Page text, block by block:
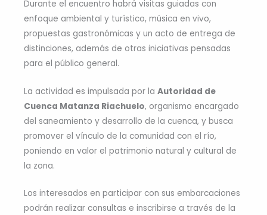
Durante el encuentro habrá visitas guiadas con
enfoque ambiental y turístico, música en vivo,
propuestas gastronómicas y un acto de entrega de
distinciones, además de otras iniciativas pensadas
para el público general.
La actividad es impulsada por la Autoridad de
Cuenca Matanza Riachuelo, organismo encargado
del saneamiento y desarrollo de la cuenca, y busca
promover el vínculo de la comunidad con el río,
poniendo en valor el patrimonio natural y cultural de
la zona.
Los interesados en participar con sus embarcaciones
podrán realizar consultas e inscribirse a través de la